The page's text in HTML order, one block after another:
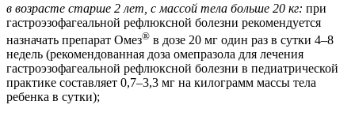
в возрасте старше 2 лет, с массой тела больше 20 кг: при
гастроэзофагеальной рефлюксной болезни рекомендуется
назначать препарат Омез® в дозе 20 мг один раз в сутки 4–8
недель (рекомендованная доза омепразола для лечения
гастроэзофагеальной рефлюксной болезни в педиатрической
практике составляет 0,7–3,3 мг на килограмм массы тела
ребенка в сутки);